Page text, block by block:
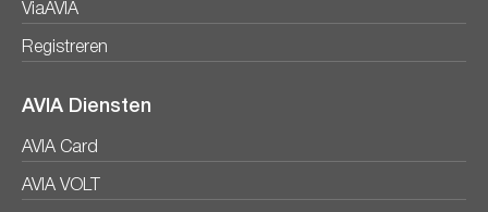
ViaAVIA
Registreren
AVIA Diensten
AVIA Card
AVIA VOLT